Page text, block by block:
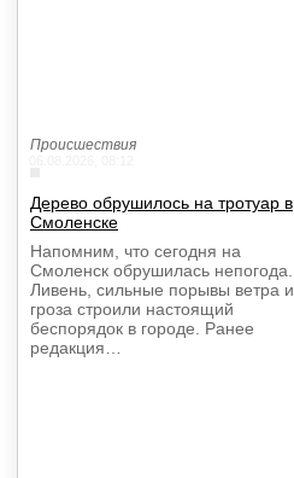
Происшествия
Дерево обрушилось на тротуар в
Смоленске
Напомним, что сегодня на
Смоленск обрушилась непогода.
Ливень, сильные порывы ветра и
гроза строили настоящий
беспорядок в городе. Ранее
редакция…